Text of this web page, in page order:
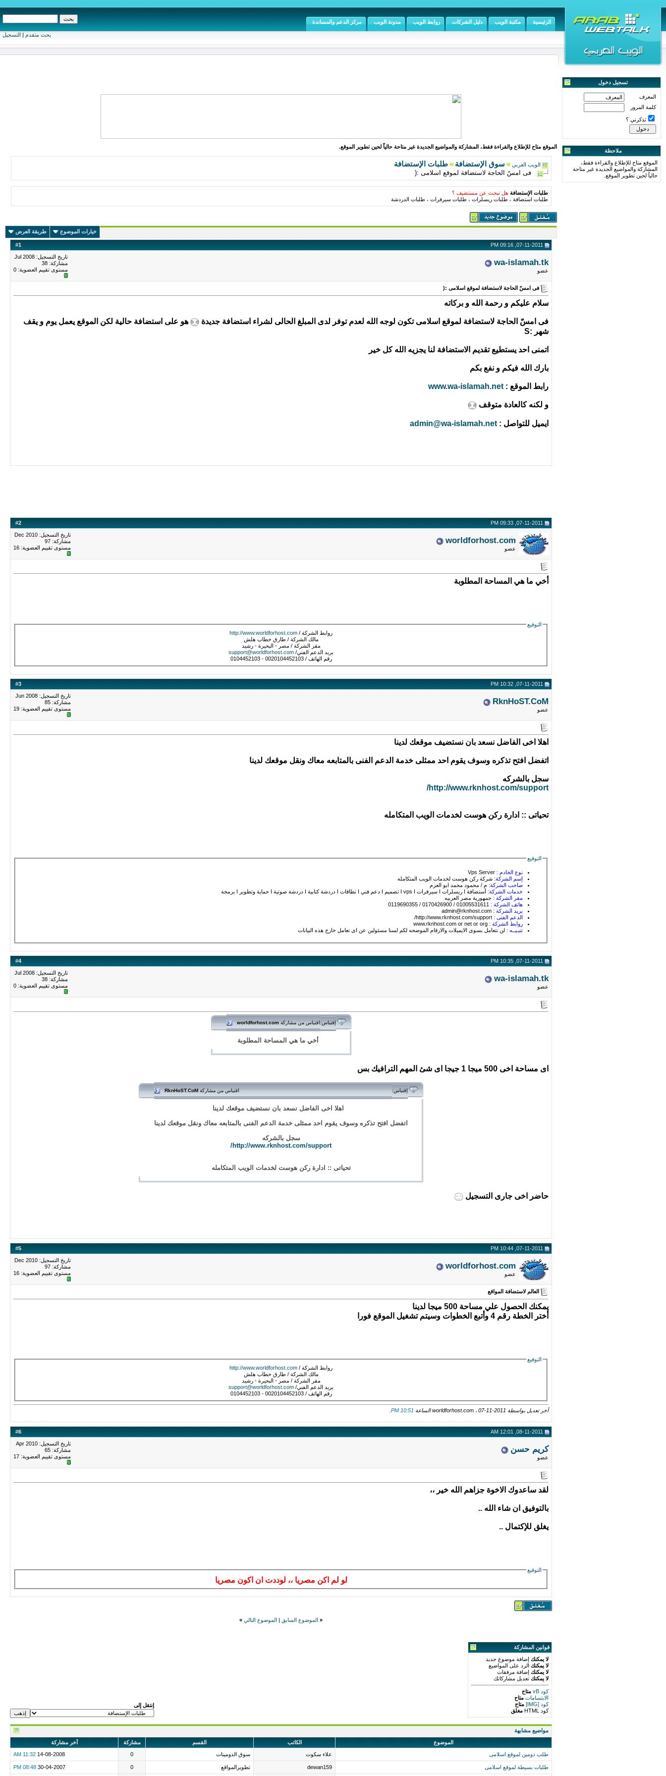
بحث متقدم | التسجيل
الرئيسية مكتبة الويب دليل الشركات روابط الويب مدونة الويب مركز الدعم والمساندة
تسجيل دخول
المعرف
كلمة المرور
تذكرني ؟
ملاحظة
الموقع متاح للإطلاع والقراءة فقط،
المشاركة والمواضيع الجديدة غير متاحة
حالياً لحين تطوير الموقع.
الموقع متاح للإطلاع والقراءة فقط، المشاركة والمواضيع الجديدة غير متاحة حالياً لحين تطوير الموقع.
الويب العربي سوق الإستضافة طلبات الإستضافة
فى امسّ الحاجة لاستضافة لموقع اسلامى :(
طلبات الإستضافة هل تبحث عن مستضيف ؟
طلبات استضافة ، طلبات ريسلرات ، طلبات سيرفرات ، طلبات الدردشة
خيارات الموضوع طريقة العرض
#1
wa-islamah.tk
عضو
تاريخ التسجيل: Jul 2008
مشاركة: 38
مستوى تقييم العضوية: 0
فى امسّ الحاجة لاستضافة لموقع اسلامى :(
سلام عليكم و رحمة الله و بركاته
فى امسّ الحاجة لاستضافة لموقع اسلامى تكون لوجه الله لعدم توفر لدى المبلغ الحالى لشراء استضافة جديدة
هو على استضافة حالية لكن الموقع يعمل يوم و يقف
شهر :S
اتمنى احد يستطيع تقديم الاستضافة لنا يجزيه الله كل خير
بارك الله فيكم و نفع بكم
رابط الموقع : www.wa-islamah.net
و لكنه كالعادة متوقف
ايميل للتواصل : admin@wa-islamah.net
#2
worldforhost.com
عضو
تاريخ التسجيل: Dec 2010
مشاركة: 97
مستوى تقييم العضوية: 16
أخي ما هي المساحة المطلوبة
التوقيع
روابط الشركة / http://www.worldforhost.com
مالك الشركة / طارق خطاب هلش
مقر الشركة / مصر - البحيرة - رشيد
بريد الدعم الفني/ support@worldforhost.com
رقم الهاتف / 0020104452103 - 0104452103
#3
RknHoST.CoM
عضو
تاريخ التسجيل: Jun 2008
مشاركة: 85
مستوى تقييم العضوية: 19
اهلا اخى الفاضل نسعد بان نستضيف موقعك لدينا
اتفضل افتح تذكره وسوف يقوم احد ممثلى خدمة الدعم الفنى بالمتابعه معاك ونقل موقعك لدينا
سجل بالشركه
http://www.rknhost.com/support/
تحياتى :: ادارة ركن هوست لخدمات الويب المتكامله
التوقيع
نوع الخادم : Vps Server
إسم الشركة: شركة ركن هوست لخدمات الويب المتكامله
صاحب الشركة: م / محمود محمد ابو العزم
خدمات الشركة: أستضافة I ريسلرات I سيرفرات I vps I تصميم I دعم فني I نطاقات I دردشة كتابية I دردشة صوتية I حماية وتطوير I برمجة
مقر الشركة : جمهورية مصر العربيه
هاتف الشركة :
بريد الشركة : admin@rknhost.com
الدعم الفنى : http://www.rknhost.com/support/
روابط الشركة : www.rknhost.com or net or org
تنبـيــه : لن نتعامل بسوى الايميلات والارقام الموضحه لكم لسنا مسئولين عن اى تعامل خارج هذه البيانات
#4
wa-islamah.tk
عضو
تاريخ التسجيل: Jul 2008
مشاركة: 38
مستوى تقييم العضوية: 0
إقتباس:اقتباس من مشاركةworldforhost.com
أخي ما هي المساحة المطلوبة
اى مساحة اخى 500 ميجا 1 جيجا اى شئ المهم الترافيك بس
إقتباس: اقتباس من مشاركةRknHoST.CoM
اهلا اخى الفاضل نسعد بان نستضيف موقعك لدينا
اتفضل افتح تذكره وسوف يقوم احد ممثلى خدمة الدعم الفنى بالمتابعه معاك ونقل موقعك لدينا
سجل بالشركه
http://www.rknhost.com/support/
تحياتى :: ادارة ركن هوست لخدمات الويب المتكامله
حاضر اخى جارى التسجيل
#5
worldforhost.com
عضو
تاريخ التسجيل: Dec 2010
مشاركة: 97
مستوى تقييم العضوية: 16
العالم لاستضافة المواقع
يمكنك الحصول علي مساحة 500 ميجا لدينا
أختر الخطة رقم 4 وأتبع الخطوات وسيتم تشغيل الموقع فورا
التوقيع
روابط الشركة / http://www.worldforhost.com
مالك الشركة / طارق خطاب هلش
مقر الشركة / مصر - البحيرة - رشيد
بريد الدعم الفني/ support@worldforhost.com
رقم الهاتف / 0020104452103 - 0104452103
آخر تعديل بواسطة worldforhost.com ، 07-11-2011 الساعة 10:51 PM
#6
كريم حسن
عضو
تاريخ التسجيل: Apr 2010
مشاركة: 65
مستوى تقييم العضوية: 17
لقد ساعدوك الاخوة جزاهم الله خير ،،
بالتوفيق ان شاء الله ..
يغلق للإكتمال ..
التوقيع
لو لم اكن مصريا ،، لوددت ان اكون مصريا
« الموضوع السابق الموضوع التالي »
قوانين المشاركة
لا يمكنك إضافة موضوع جديد
لا يمكنك الرد على المواضيع
لا يمكنك إضافة مرفقات
لا يمكنك تعديل مشاركاتك
كود vB
متاح
الابتسامات متاح
كود [IMG]
متاح
كود HTML
مغلق
إنتقل إلى
مواضيع مشابهة
الموضوع
الكاتب القسم مشاركة
آخر مشاركة
طلب دومين لموقع اسلامى
علاء سكوت سوق الدومينات 0
14-08-2008
11:32 AM
طلبات بسيطة لموقع اسلامى dewan159 تطويرالمواقع 0
30-04-2007
08:48 PM